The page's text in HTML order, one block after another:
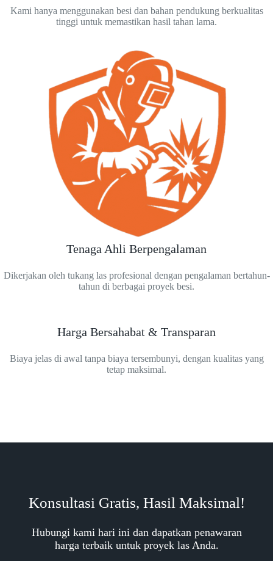
Kami hanya menggunakan besi dan bahan pendukung berkualitas
tinggi untuk memastikan hasil tahan lama.
Tenaga Ahli Berpengalaman
Dikerjakan oleh tukang las profesional dengan pengalaman bertahun-
tahun di berbagai proyek besi.
Harga Bersahabat & Transparan
Biaya jelas di awal tanpa biaya tersembunyi, dengan kualitas yang
tetap maksimal.
Konsultasi Gratis, Hasil Maksimal!
Hubungi kami hari ini dan dapatkan penawaran
harga terbaik untuk proyek las Anda.